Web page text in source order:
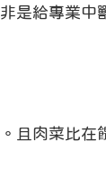
是給專業中
且肉菜比在